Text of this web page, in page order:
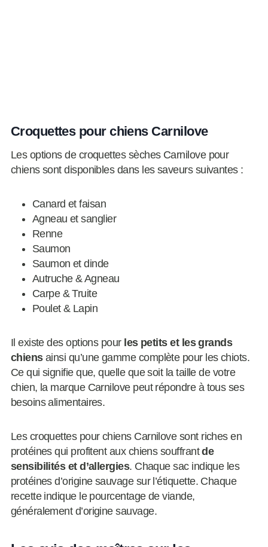
Croquettes pour chiens Carnilove
Les options de croquettes sèches Carnilove pour
chiens sont disponibles dans les saveurs suivantes :
Canard et faisan
Agneau et sanglier
Renne
Saumon
Saumon et dinde
Autruche & Agneau
Carpe & Truite
Poulet & Lapin
Il existe des options pour les petits et les grands
chiens ainsi qu’une gamme complète pour les chiots.
Ce qui signifie que, quelle que soit la taille de votre
chien, la marque Carnilove peut répondre à tous ses
besoins alimentaires.
Les croquettes pour chiens Carnilove sont riches en
protéines qui profitent aux chiens souffrantde
sensibilités et d’allergies. Chaque sac indique les
protéines d’origine sauvage sur l’étiquette. Chaque
recette indique le pourcentage de viande,
généralement d’origine sauvage.